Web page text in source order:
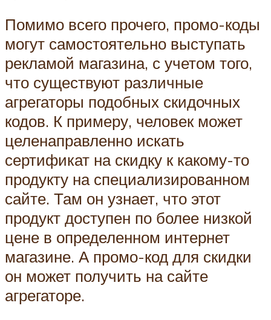
Помимо всего прочего, промо-коды
могут самостоятельно выступать
рекламой магазина, с учетом того,
что существуют различные
агрегаторы подобных скидочных
кодов. К примеру, человек может
целенаправленно искать
сертификат на скидку к какому-то
продукту на специализированном
сайте. Там он узнает, что этот
продукт доступен по более низкой
цене в определенном интернет
магазине. А промо-код для скидки
он может получить на сайте
агрегаторе.